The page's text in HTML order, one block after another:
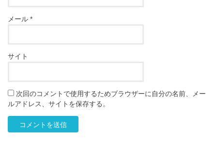
メール*
サイト
次回のコメントで使用するためブラウザーに自分の名前、メー
ルアドレス、サイトを保存する。